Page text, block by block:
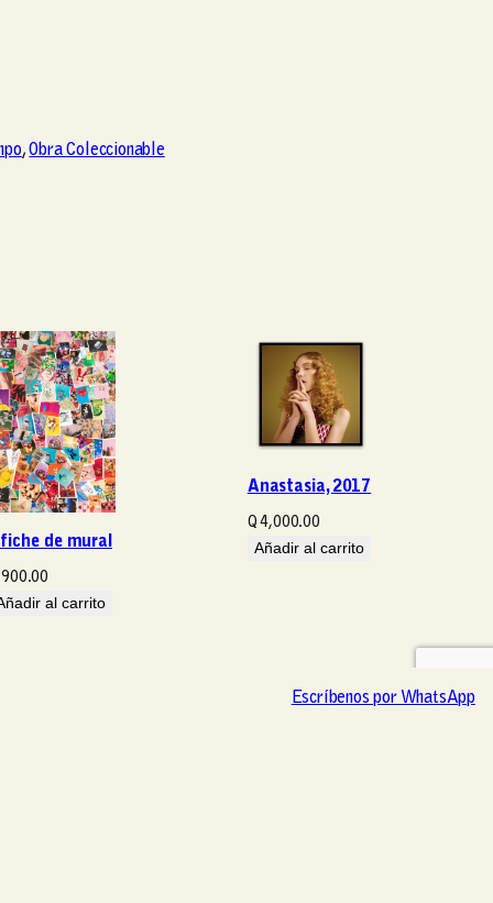
, Obra Coleccionable
de mural
al carrito
Anastasia, 2017
Q4,000.00
Añadir al carrito
Escríbenos por WhatsApp
Escríbenos por WhatsApp